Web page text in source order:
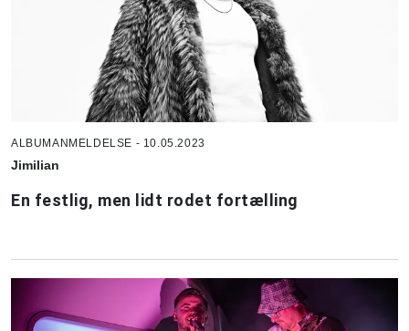
ALBUMANMELDELSE - 10.05.2023
Jimilian
En festlig, men lidt rodet fortælling